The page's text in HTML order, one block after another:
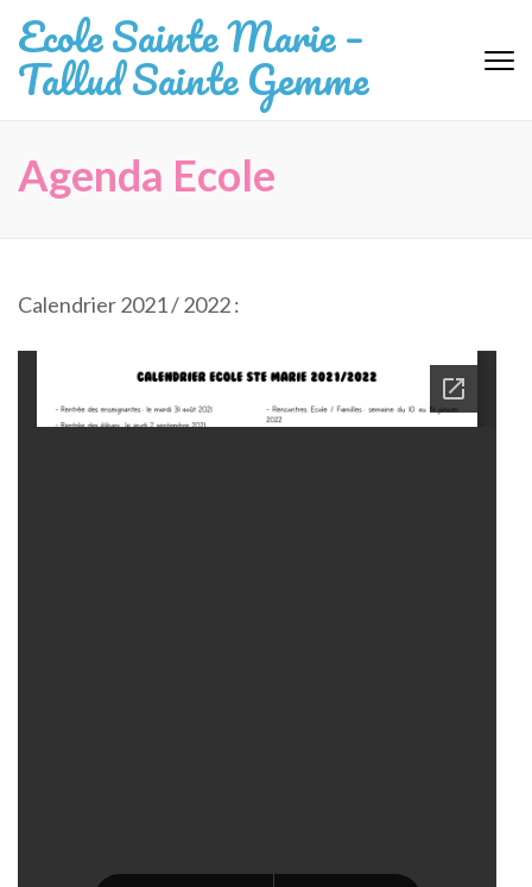
au
contenu
(Pressez
Ecole Sainte Marie –
Tallud Sainte Gemme
Agenda Ecole
Calendrier 2021 / 2022 :